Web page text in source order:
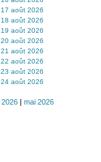
17 août 2026
18 août 2026
19 août 2026
20 août 2026
21 août 2026
22 août 2026
23 août 2026
24 août 2026
| mai 2026